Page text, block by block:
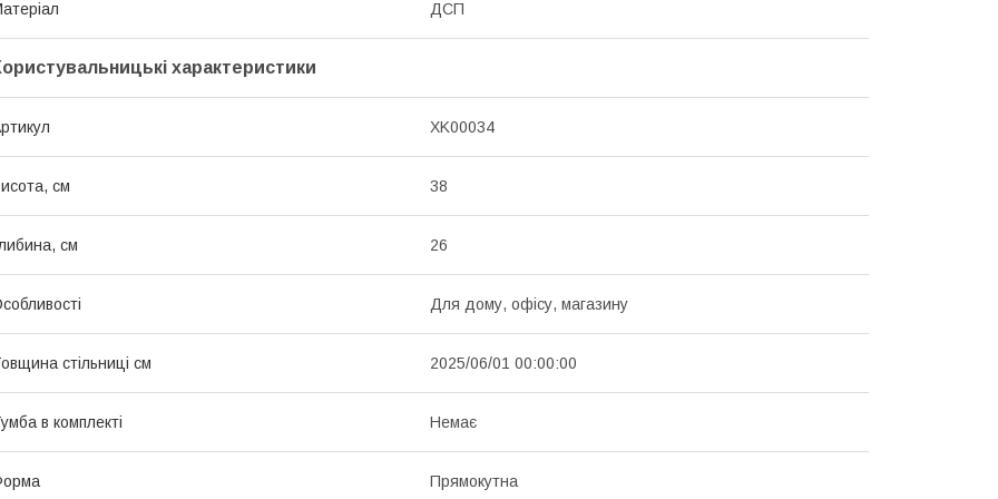
ДСП
характеристики
XK00034
см 38
см 26
Для дому, офісу, магазину
стільниці см 2025/06/01 00:00:00
в комплекті Немає
Прямокутна